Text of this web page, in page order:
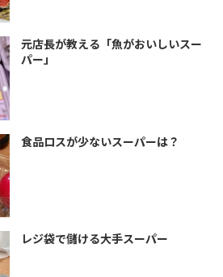
元店長が教える「魚がおいしいスー
パー」
食品ロスが少ないスーパーは？
レジ袋で儲ける大手スーパー